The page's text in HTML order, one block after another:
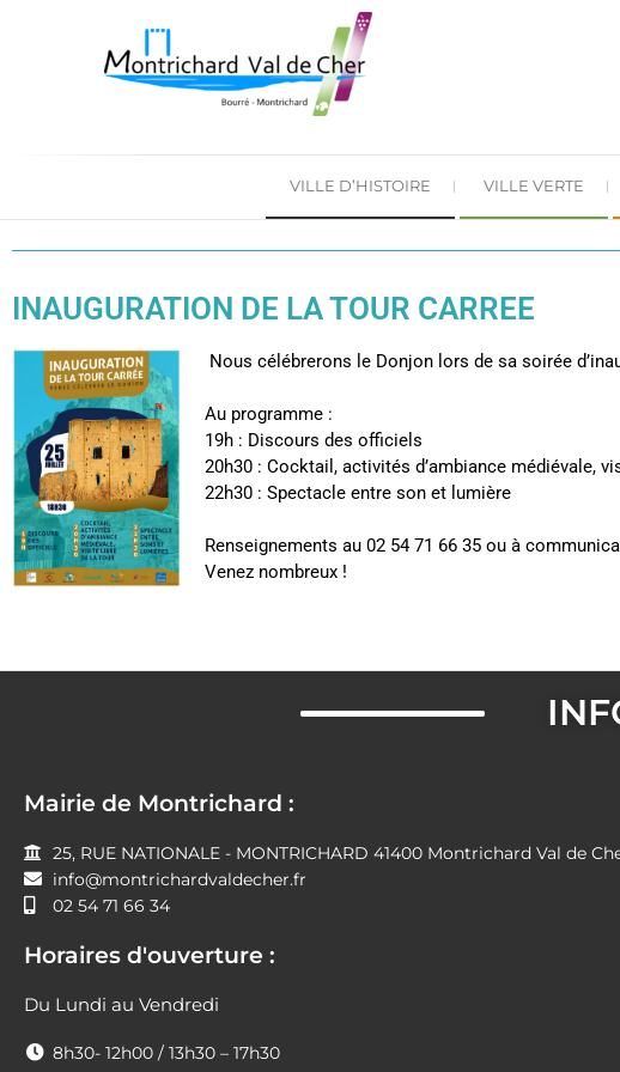
VILLE D’HISTOIRE VILLE VERTE
INAUGURATION DE LA TOUR CARREE
Nous célébrerons le Donjon lors de sa soirée
Au programme :
19h : Discours des officiels
20h30 : Cocktail, activités d’ambiance médiévale,
22h30 : Spectacle entre son et lumière
Renseignements au 02 54 71 66 35 ou à
Venez nombreux !
Mairie de Montrichard :
25, RUE NATIONALE - MONTRICHARD 41400 Montrichard Val de
info@montrichardvaldecher.fr
02 54 71 66 34
Horaires d'ouverture :
Du Lundi au Vendredi
8h30- 12h00 / 13h30 – 17h30